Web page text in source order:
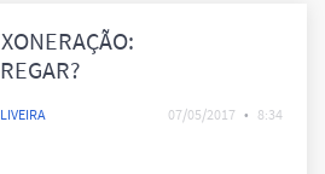
07/05/2017 • 8:34